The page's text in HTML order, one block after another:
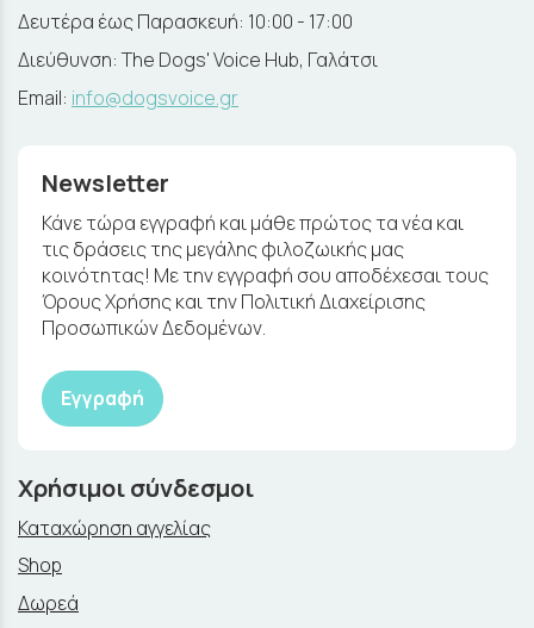
Δευτέρα έως Παρασκευή: 10:00 - 17:00
Διεύθυνση: The Dogs' Voice Hub, Γαλάτσι
Email: info@dogsvoice.gr
Newsletter
Κάνε τώρα εγγραφή και μάθε πρώτος τα νέα και
τις δράσεις της μεγάλης φιλοζωικής μας
κοινότητας! Με την εγγραφή σου αποδέχεσαι τους
Όρους Χρήσης και την Πολιτική Διαχείρισης
Προσωπικών Δεδομένων.
Εγγραφή
Χρήσιμοι σύνδεσμοι
Καταχώρηση αγγελίας
Shop
Δωρεά